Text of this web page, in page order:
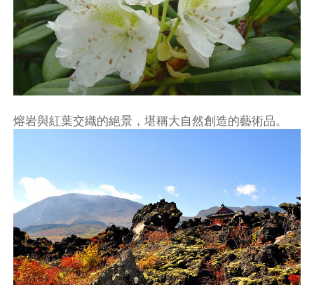
熔岩與紅葉交織的絕景，堪稱大自然創造的藝術品。